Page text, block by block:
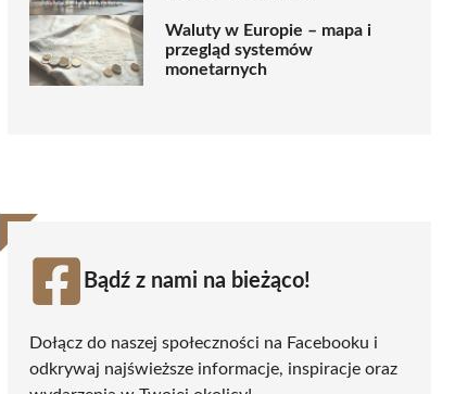
Waluty w Europie – mapa i
przegląd systemów
monetarnych
Bądź z nami na bieżąco!
Dołącz do naszej społeczności na Facebooku i
odkrywaj najświeższe informacje, inspiracje oraz